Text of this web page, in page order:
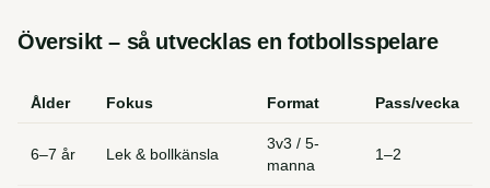
Översikt – så utvecklas en fotbollsspelare
Ålder Fokus Format Pass/vecka
6–7 år Lek & bollkänsla
3v3 / 5-
manna
1–2